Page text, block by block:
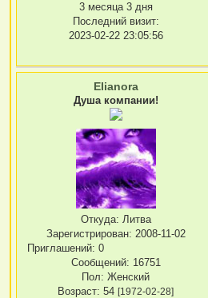
3 месяца 3 дня
Последний визит:
2023-02-22 23:05:56
Elianora
Душа компании!
Откуда: Литва
Зарегистрирован: 2008-11-02
Приглашений: 0
Сообщений: 16751
Пол: Женский
Возраст: 54[1972-02-28]